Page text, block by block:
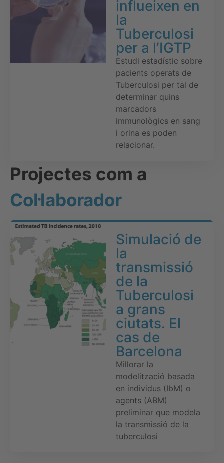
influeixen en
la
Tuberculosi
per a l’IGTP
Estudi estadístic sobre
pacients operats de
Tuberculosi per tal de
determinar quins
marcadors
immunològics en sang
i orina es poden
relacionar.
Projectes com a
Col·laborador
Simulació de
la
transmissió
de la
Tuberculosi
a grans
ciutats. El
cas de
Barcelona
Millorar la
modelització basada
en individus (IbM) o
agents (ABM)
preliminar que modela
la transmissió de la
tuberculosi